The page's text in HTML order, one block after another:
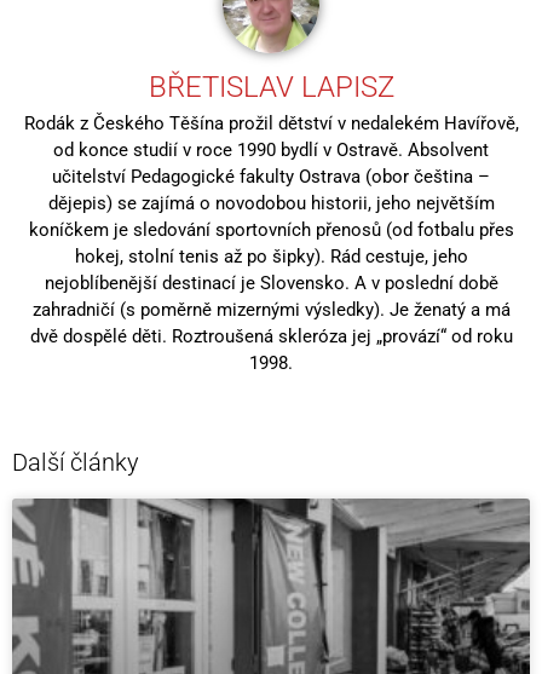
BŘETISLAV LAPISZ
Rodák z Českého Těšína prožil dětství v nedalekém Havířově,
od konce studií v roce 1990 bydlí v Ostravě. Absolvent
učitelství Pedagogické fakulty Ostrava (obor čeština –
dějepis) se zajímá o novodobou historii, jeho největším
koníčkem je sledování sportovních přenosů (od fotbalu přes
hokej, stolní tenis až po šipky). Rád cestuje, jeho
nejoblíbenější destinací je Slovensko. A v poslední době
zahradničí (s poměrně mizernými výsledky). Je ženatý a má
dvě dospělé děti. Roztroušená skleróza jej „provází“ od roku
1998.
Další články